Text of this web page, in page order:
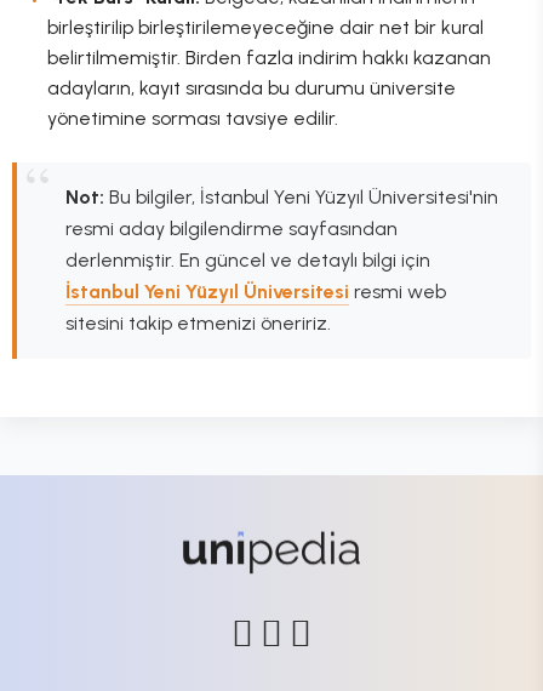
birleştirilip birleştirilemeyeceğine dair net bir kural
belirtilmemiştir. Birden fazla indirim hakkı kazanan
adayların, kayıt sırasında bu durumu üniversite
yönetimine sorması tavsiye edilir.
Not: Bu bilgiler, İstanbul Yeni Yüzyıl Üniversitesi'nin
resmi aday bilgilendirme sayfasından
derlenmiştir. En güncel ve detaylı bilgi için
İstanbul Yeni Yüzyıl Üniversitesi resmi web
sitesini takip etmenizi öneririz.